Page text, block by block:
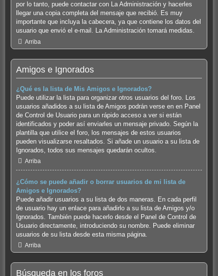
por lo tanto, puede contactar con La Administración y hacerles
llegar una copia completa del mensaje que recibió. Es muy
importante que incluya la cabecera, ya que contiene los datos del
usuario que envió el e-mail. La Administración tomará medidas.
Arriba
Amigos e Ignorados
¿Qué es la lista de Mis Amigos e Ignorados?
Puede utilizar la lista para organizar otros usuarios del foro. Los
usuarios añadidos a su lista de Amigos podrán verse en en Panel
de Control de Usuario para un rápido acceso a ver si están
identificados y poder así enviarles un mensaje privado. Según la
plantilla que utilice el foro, los mensajes de estos usuarios
pueden visualizarse resaltados. Si añade un usuario a su lista de
Ignorados, todos sus mensajes quedarán ocultos.
Arriba
¿Cómo se puede añadir o borrar usuarios de mi lista de
Amigos e Ignorados?
Puede añadir usuarios a su lista de dos maneras. En cada perfil
de usuario hay un enlace para añadirlo a su lista de Amigos y/o
Ignorados. También puede hacerlo desde el Panel de Control de
Usuario directamente, introduciendo su nombre. Puede eliminar
usuarios de su lista desde esta misma página.
Arriba
Búsqueda en los foros